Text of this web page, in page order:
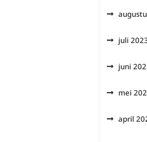
juli
juni
mei
april